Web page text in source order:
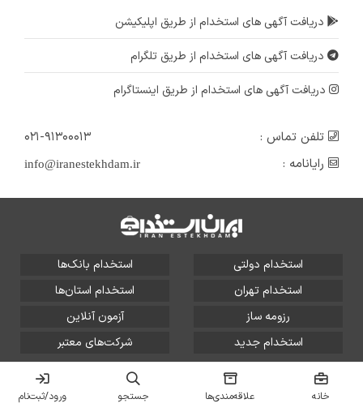
دریافت آگهی های استخدام از طریق اپلیکیشن
دریافت آگهی های استخدام از طریق تلگرام
دریافت آگهی های استخدام از طریق اینستاگرام
تلفن تماس :
۰۲۱-۹۱۳۰۰۰۱۳
رایانامه :
info@iranestekhdam.ir
استخدام دولتی
استخدام بانک‌ها
استخدام تهران
استخدام استان‌ها
رزومه ساز
آزمون آنلاین
استخدام جدید
شرکت‌های معتبر
تمامی حقوق این سایت برای آلتین سیستم محفوظ است و هر
گونه سوءاستفاده از آن پیگرد قانونی دارد.
خانه علاقه‌مندی‌ها جستجو ورود/ثبت‌نام